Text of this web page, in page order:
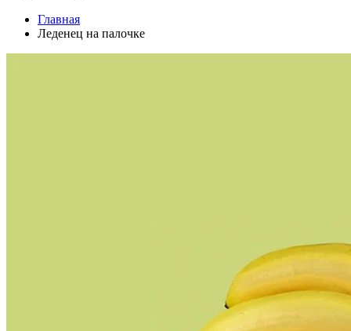
Главная
Леденец на палочке